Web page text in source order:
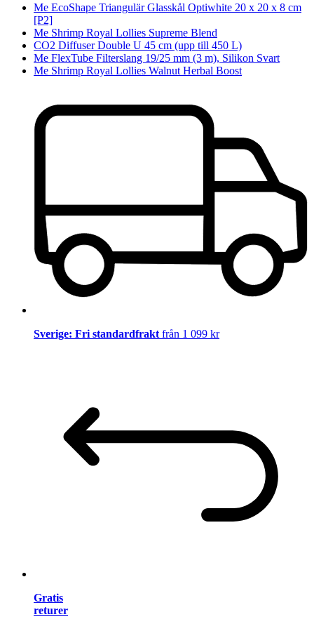
Me EcoShape Triangulär Glasskål Optiwhite 20 x 20 x 8 cm
[P2]
Me Shrimp Royal Lollies Supreme Blend
CO2 Diffuser Double U 45 cm (upp till 450 L)
Me FlexTube Filterslang 19/25 mm (3 m), Silikon Svart
Me Shrimp Royal Lollies Walnut Herbal Boost
Sverige: Fri standardfrakt från 1 099 kr
Gratis
returer